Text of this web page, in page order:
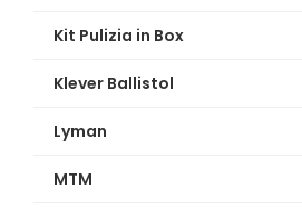
Kit Pulizia in Box
Klever Ballistol
Lyman
MTM